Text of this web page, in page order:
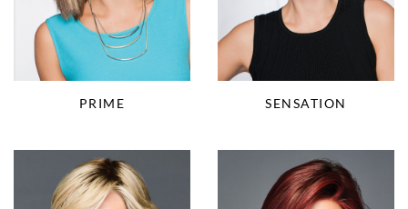
PRIME SENSATION